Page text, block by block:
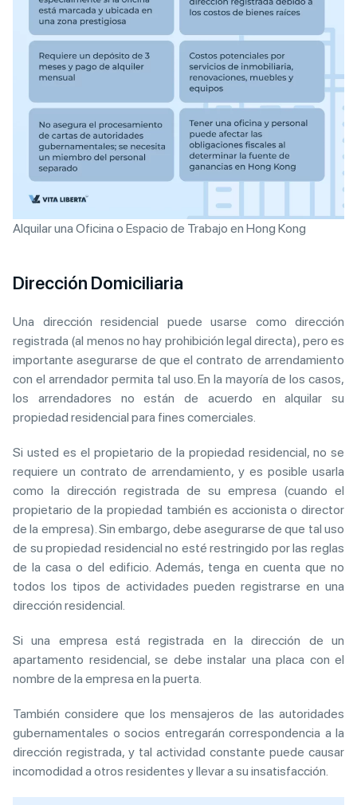
Alquilar una Oficina o Espacio de Trabajo en Hong Kong
Dirección Domiciliaria
Una dirección residencial puede usarse como dirección
registrada (al menos no hay prohibición legal directa), pero es
importante asegurarse de que el contrato de arrendamiento
con el arrendador permita tal uso. En la mayoría de los casos,
los arrendadores no están de acuerdo en alquilar su
propiedad residencial para fines comerciales.
Si usted es el propietario de la propiedad residencial, no se
requiere un contrato de arrendamiento, y es posible usarla
como la dirección registrada de su empresa (cuando el
propietario de la propiedad también es accionista o director
de la empresa). Sin embargo, debe asegurarse de que tal uso
de su propiedad residencial no esté restringido por las reglas
de la casa o del edificio. Además, tenga en cuenta que no
todos los tipos de actividades pueden registrarse en una
dirección residencial.
Si una empresa está registrada en la dirección de un
apartamento residencial, se debe instalar una placa con el
nombre de la empresa en la puerta.
También considere que los mensajeros de las autoridades
gubernamentales o socios entregarán correspondencia a la
dirección registrada, y tal actividad constante puede causar
incomodidad a otros residentes y llevar a su insatisfacción.